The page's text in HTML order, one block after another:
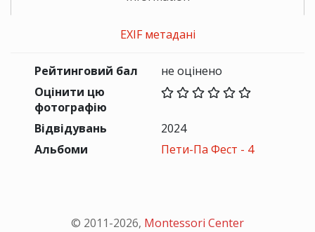
EXIF метадані
Рейтинговий бал
не оцінено
Оцінити цю
фотографію
Відвідувань
2024
Альбоми
Пети-Па Фест - 4
© 2011-2026, Montessori Center